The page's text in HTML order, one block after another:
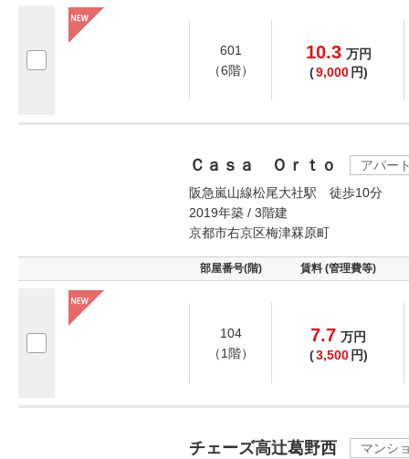
601
（6階）
10.3 万円
(9,000 円)
Ｃａｓａ Ｏｒｔｏ
アパー
阪急嵐山線松尾大社駅 徒歩10分
2019年築 / 3階建
京都市右京区梅津罧原町
部屋番号(階) 賃料 (管理費等)
104
（1階）
7.7 万円
(3,500 円)
チェーズ高辻葛野西
マンシ